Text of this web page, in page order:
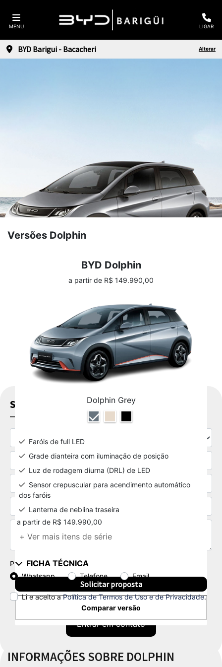
MENU LIGAR
BYD Barigui - Bacacheri Alterar
SOLICITAR PROPOSTA
Preferência de contato:
Whatsapp
Telefone Email
Li e aceito aPolítica de Termos de Uso e de Privacidade.
Entrar em contato
Versões Dolphin
BYD Dolphin
a partir de R$ 149.990,00
Dolphin Grey
Faróis de full LED
Grade dianteira com iluminação de posição
Luz de rodagem diurna (DRL) de LED
Sensor crepuscular para acendimento automático
dos faróis
Lanterna de neblina traseira
a partir de R$ 149.990,00
+ Ver mais itens de série
FICHA TÉCNICA
Solicitar proposta
Comparar versão
INFORMAÇÕES SOBRE DOLPHIN